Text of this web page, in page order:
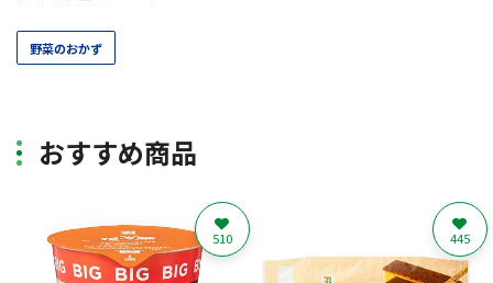
野菜のおかず
おすすめ商品
510 445